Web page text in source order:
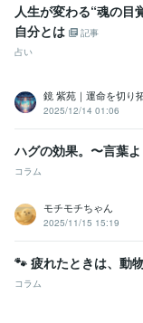
プログラミング言語
HTML:0年
【ウイット力】どんな
【ノリ】リズム聞こえ
【挨拶瞬発力】誰より
【記憶力】一度会った
【記憶力】会話の内
【日本語バイリンガル
【関西弁使い分け】大
【訛った英語話せる
人生が変わる“魂の
自分とは
記事
占い
鏡 紫苑｜運命を切り
2025/12/14 01:06
ハグの効果。〜言葉
コラム
モチモチちゃん
2025/11/15 15:19
🐾 疲れたときは、動
コラム